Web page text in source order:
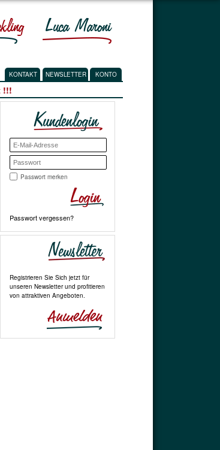
KONTAKT NEWSLETTER KONTO
!!!
Passwort merken
Passwort vergessen?
Registrieren Sie Sich jetzt für
unseren Newsletter und profitieren
von attraktiven Angeboten.